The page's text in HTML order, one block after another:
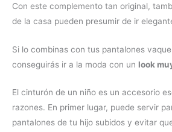
Con este complemento tan original,
de la casa pueden presumir de ir
Si lo combinas con tus pantalones
conseguirás ir a la moda con un look
El cinturón de un niño es un accesorio
razones. En primer lugar, puede servir
pantalones de tu hijo subidos y evitar